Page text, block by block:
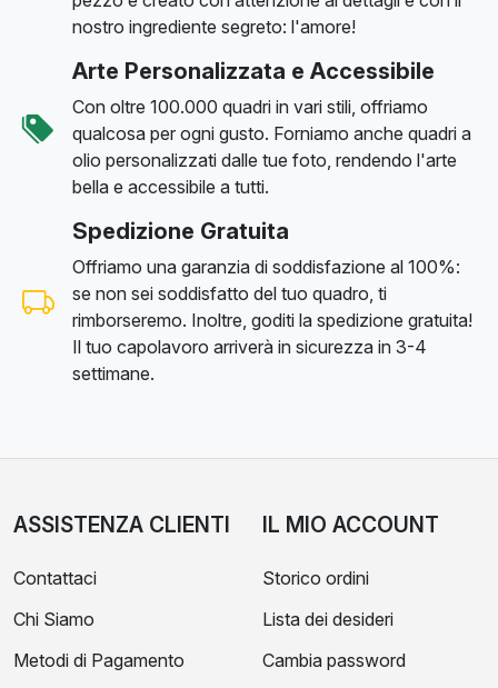
nostro ingrediente segreto: l'amore!
Arte Personalizzata e Accessibile
Con oltre 100.000 quadri in vari stili, offriamo
qualcosa per ogni gusto. Forniamo anche quadri a
olio personalizzati dalle tue foto, rendendo l'arte
bella e accessibile a tutti.
Spedizione Gratuita
Offriamo una garanzia di soddisfazione al 100%:
se non sei soddisfatto del tuo quadro, ti
rimborseremo. Inoltre, goditi la spedizione gratuita!
Il tuo capolavoro arriverà in sicurezza in 3-4
settimane.
ASSISTENZA CLIENTI
Contattaci
Chi Siamo
Metodi di Pagamento
IL MIO ACCOUNT
Storico ordini
Lista dei desideri
Cambia password